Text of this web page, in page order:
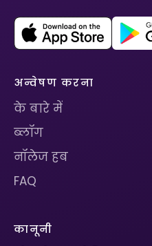
अन्वेषण करना
के बारे में
ब्लॉग
नॉलेज हब
FAQ
कानूनी